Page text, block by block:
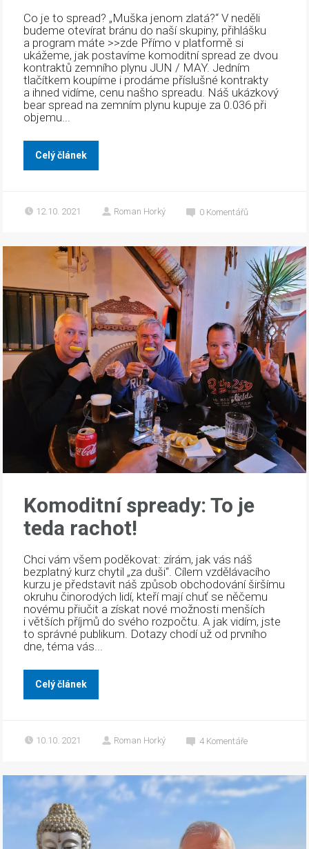
Co je to spread? „Muška jenom zlatá?“ V neděli
budeme otevírat bránu do naší skupiny, přihlášku
a program máte >>zde Přímo v platformě si
ukážeme, jak postavíme komoditní spread ze dvou
kontraktů zemního plynu JUN / MAY. Jedním
tlačítkem koupíme i prodáme příslušné kontrakty
a ihned vidíme, cenu našho spreadu. Náš ukázkový
bear spread na zemním plynu kupuje za 0.036 při
objemu...
Celý článek
12.10. 2021 Roman Horký 0 Komentářů
Komoditní spready: To je
teda rachot!
Chci vám všem poděkovat: zírám, jak vás náš
bezplatný kurz chytil „za duši“. Cílem vzdělávacího
kurzu je představit náš způsob obchodování širšímu
okruhu činorodých lidí, kteří mají chuť se něčemu
novému přiučit a získat nové možnosti menších
i větších příjmů do svého rozpočtu. A jak vidím, jste
to správné publikum. Dotazy chodí už od prvního
dne, téma vás...
Celý článek
10.10. 2021 Roman Horký 4 Komentáře